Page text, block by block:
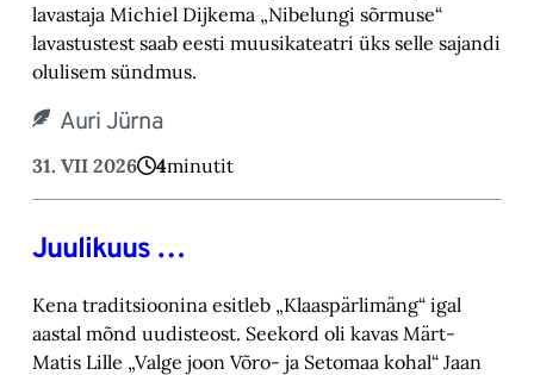
lavastaja Michiel Dijkema „Nibelungi sõrmuse“
lavastustest saab eesti muusikateatri üks selle sajandi
olulisem sündmus.
Auri Jürna
31. VII 2026 4minutit
Juulikuus …
Kena traditsioonina esitleb „Klaaspärlimäng“ igal
aastal mõnd uudisteost. Seekord oli kavas Märt-
Matis Lille „Valge joon Võro- ja Setomaa kohal“ Jaan